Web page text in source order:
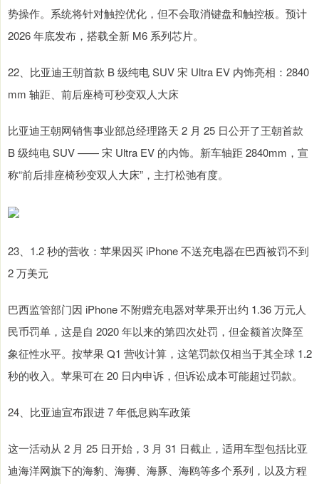
势操作。系统将针对触控优化，但不会取消键盘和触控板。预计
2026 年底发布，搭载全新 M6 系列芯片。
22、比亚迪王朝首款 B 级纯电 SUV 宋 Ultra EV 内饰亮相：2840
mm 轴距、前后座椅可秒变双人大床
比亚迪王朝网销售事业部总经理路天 2 月 25 日公开了王朝首款
B 级纯电 SUV —— 宋 Ultra EV 的内饰。新车轴距 2840mm，宣
称“前后排座椅秒变双人大床”，主打松弛有度。
23、1.2 秒的营收：苹果因买 iPhone 不送充电器在巴西被罚不到
2 万美元
巴西监管部门因 iPhone 不附赠充电器对苹果开出约 1.36 万元人
民币罚单，这是自 2020 年以来的第四次处罚，但金额首次降至
象征性水平。按苹果 Q1 营收计算，这笔罚款仅相当于其全球 1.2
秒的收入。苹果可在 20 日内申诉，但诉讼成本可能超过罚款。
24、比亚迪宣布跟进 7 年低息购车政策
这一活动从 2 月 25 日开始，3 月 31 日截止，适用车型包括比亚
迪海洋网旗下的海豹、海狮、海豚、海鸥等多个系列，以及方程